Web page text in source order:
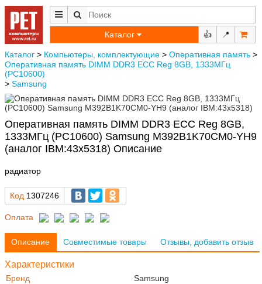
Каталог 👍 📍
Каталог > Компьютеры, комплектующие > Оперативная память >
Оперативная память DIMM DDR3 ECC Reg 8GB, 1333МГц
(PC10600)
> Samsung
Оперативная память DIMM DDR3 ECC Reg 8GB,
1333МГц (PC10600) Samsung M392B1K70CM0-YH9
(аналог IBM:43x5318) Описание
радиатор
Код 1307246
Оплата
Описание Совместимые товары Отзывы, добавить отзыв
Характеристики
Бренд Samsung